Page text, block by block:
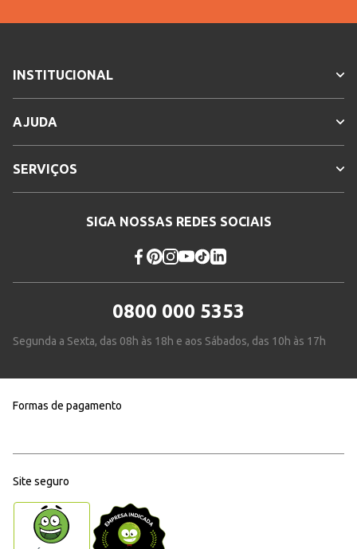
INSTITUCIONAL
AJUDA
SERVIÇOS
SIGA NOSSAS REDES SOCIAIS
0800 000 5353
Segunda a Sexta, das 08h às 18h e aos Sábados, das 10h às 17h
Formas de pagamento
Site seguro